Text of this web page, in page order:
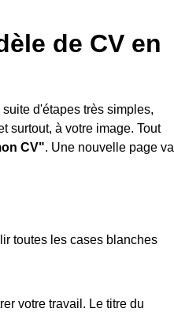
de CV en
d'étapes très simples,
surtout, à votre image. Tout
CV". Une nouvelle page va
toutes les cases blanches
votre travail. Le titre du